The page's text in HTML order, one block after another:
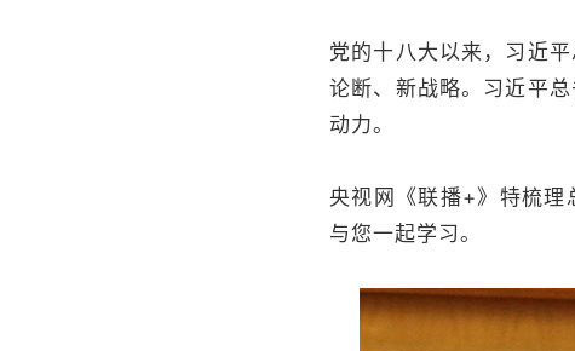
党的十八大以来，习近
论断、新战略。习近平
动力。
央视网《联播+》特梳理
与您一起学习。